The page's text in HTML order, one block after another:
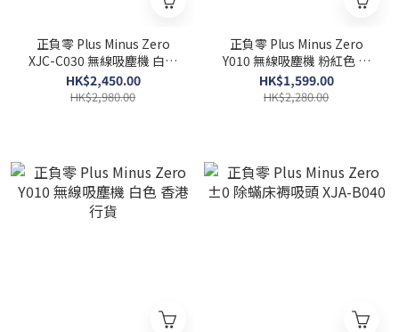
正負零 Plus Minus Zero
XJC-C030 無線吸塵機 白色
香港行貨
HK$2,450.00
HK$2,980.00
正負零 Plus Minus Zero
Y010 無線吸塵機 粉紅色 香
港行貨
HK$1,599.00
HK$2,280.00